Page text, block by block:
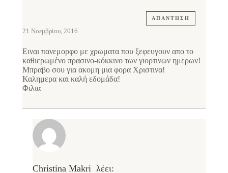
ΑΠΆΝΤΗΣΗ
21 Νοεμβρίου, 2016
Ειναι πανεμορφο με χρωματα που ξεφευγουν απο το
καθιερωμένο πρασινο-κόκκινο των γιορτινων ημερων!
Μπραβο σου για ακομη μια φορα Χριστινα!
Καλημερα και καλή εδομάδα!
Φιλια
Christina Makri λέει: